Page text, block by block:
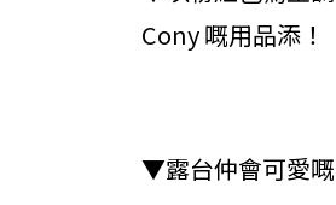
Cony 嘅用品添！
▼露台仲會可愛嘅